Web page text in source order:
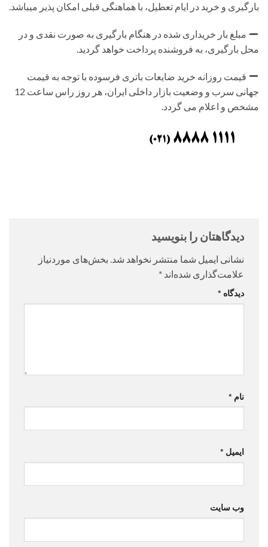
بارگیری و خرید در ایام تعطیل، با هماهنگی قبلی امکان پذیر میباشد.
مبلغ بار خریداری شده در هنگام بارگیری به صورت نقدی و در
محل بارگیری، به فروشنده پرداخت خواهد گردید.
قیمت روزانه خرید ضایعات باتری فرسوده با توجه به قیمت
جهانی سرب و وضعیت بازار داخلی ایران، هر روز راس ساعت 12
مشخص و اعلام می گردد.
دیدگاهتان را بنویسید
نشانی ایمیل شما منتشر نخواهد شد. بخش‌های موردنیاز
علامت‌گذاری شده‌اند *
دیدگاه *
نام *
ایمیل *
وب‌ سایت